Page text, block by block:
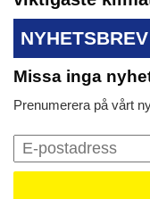
NYHETSBREV
Missa inga
Prenumerera på vårt